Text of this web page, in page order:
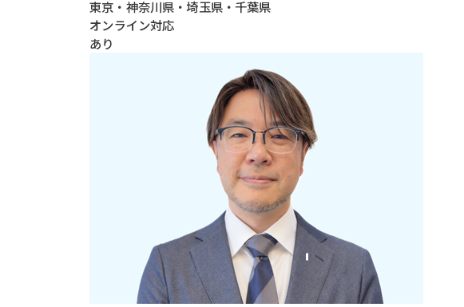
東京・神奈川県・埼玉県・千葉県
オンライン対応
あり